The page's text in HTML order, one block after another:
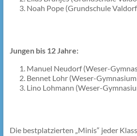
Noah Pope (Grundschule
Jungen bis 12 Jahre:
Manuel Neudorf (Weser-
Bennet Lohr (Weser-
Lino Lohmann (Weser-
Die bestplatzierten „Minis“ jeder